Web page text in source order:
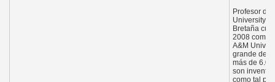
Profesor
University
Bretaña
2008 como
A&M
grande de
más de
son
como tal